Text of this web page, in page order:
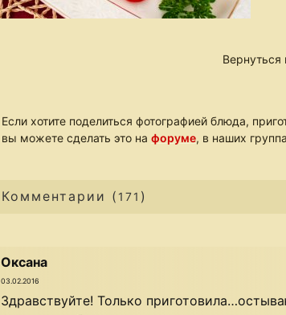
Вернуться
Если хотите поделиться фотографией блюда,
вы можете сделать это на форуме, в наших
Комментарии ( 171 )
Оксана
03.02.2016
Здравствуйте! Только